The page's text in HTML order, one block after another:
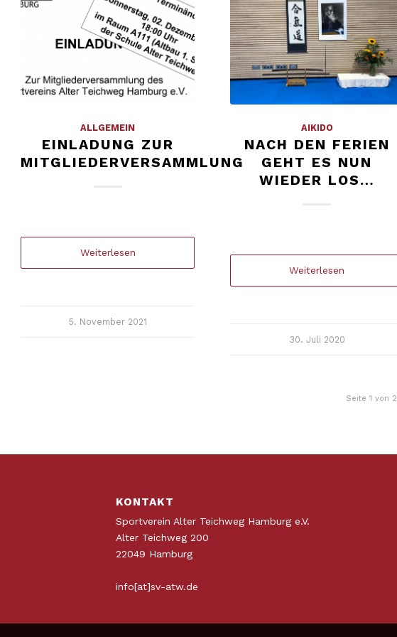
ALLGEMEIN
EINLADUNG ZUR
MITGLIEDERVERSAMMLUNG
Weiterlesen
5. November 2021
AIKIDO
NACH DEN FERIEN
GEHT ES NUN
WIEDER LOS…
Weiterlesen
30. Juli 2020
Seite 1 von 2
KONTAKT
Sportverein Alter Teichweg Hamburg e.V.
Alter Teichweg 200
22049 Hamburg
info[at]sv-atw.de